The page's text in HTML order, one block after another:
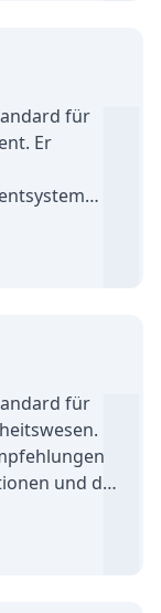
I
für
Er
müssen
I
für
und die